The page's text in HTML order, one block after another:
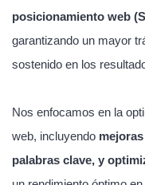
posicionamiento web
garantizando un mayor
sostenido en los
Nos enfocamos en la
web, incluyendo
palabras clave, y